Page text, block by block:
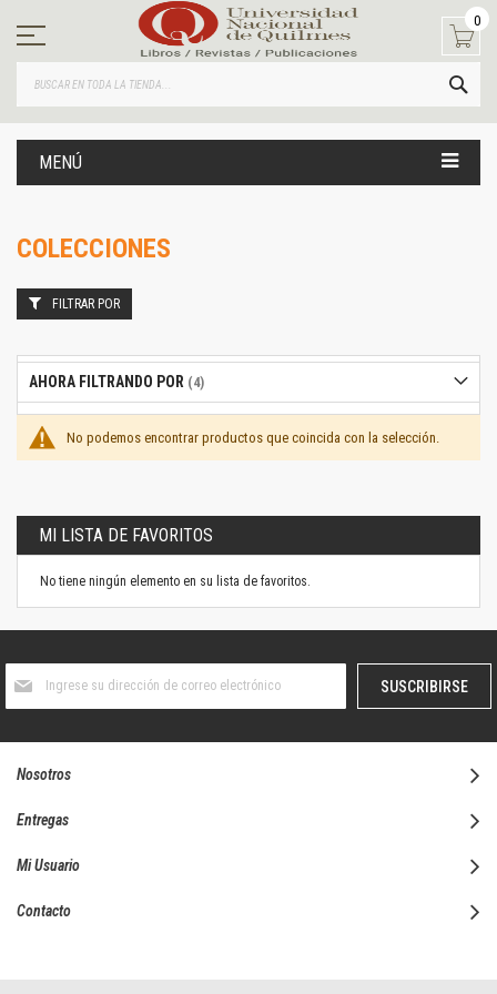
contenido
0
MENÚ
COLECCIONES
No podemos encontrar productos que coincida con la selección.
FILTRAR POR
AHORA FILTRANDO POR
MI LISTA DE FAVORITOS
No tiene ningún elemento en su lista de favoritos.
boletín
SUSCRIBIRSE
Nosotros
Entregas
Mi Usuario
Contacto